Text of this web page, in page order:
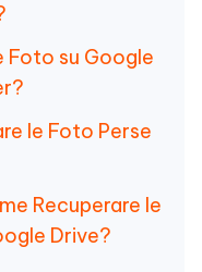
Foto su Google
le Foto Perse
Recuperare le
Drive?